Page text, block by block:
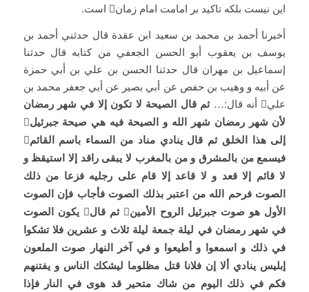
این نیست بلکه تاکید بر امامت امام زمان است.
أخبرنا أحمد بن محمد بن سعيد ابن عقدة قال حدثني أحمد بن
يوسف بن يعقوب أبو الحسن الجعفي من كتابه قال حدثنا
إسماعيل بن مهران قال حدثنا الحسن بن علي بن أبي حمزة
عن أبيه و وهيب بن حفص عن أبي بصير عن أبي جعفر محمد بن
علي أنه قال:…
ثم قال الصيحة لا تكون إلا في شهر رمضان
لأن شهر رمضان شهر الله و الصيحة فيه هي صيحة جبرئيل
إلى هذا الخلق ثم قال ينادي مناد من السماء باسم القائم
فيسمع من بالمشرق و من بالمغرب لا يبقى راقد إلا استيقظ و
لا قائم إلا قعد و لا قاعد إلا قام على رجليه فزعا من ذلك
الصوت فرحم الله من اعتبر بذلك الصوت فأجاب فإن الصوت
الأول هو صوت جبرئيل الروح الأمين ثم قال يكون الصوت
في شهر رمضان في ليلة جمعة ليلة ثلاث و عشرين فلا تشكوا
في ذلك و اسمعوا و أطيعوا و في آخر النهار صوت الملعون
إبليس ينادي ألا إن فلانا قتل مظلوما ليشكك الناس و يفتنهم
فكم في ذلك اليوم من شاك متحير قد هوى في النار فإذا